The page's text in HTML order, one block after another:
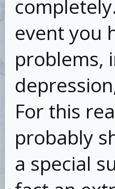
event you
problems,
For this
probably
a special